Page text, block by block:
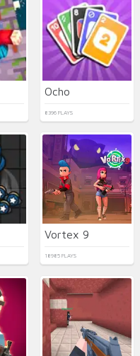
Ocho
8396 PLAYS
Vortex 9
18985 PLAYS